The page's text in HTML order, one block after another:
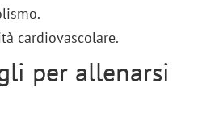
cardiovascolare.
per allenarsi